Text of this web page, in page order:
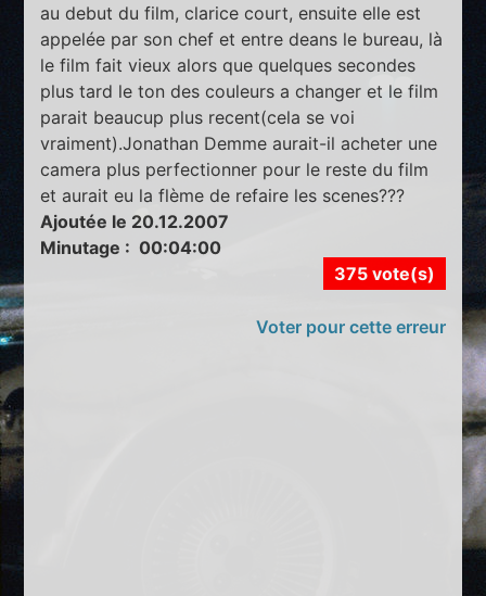
au debut du film, clarice court, ensuite elle est
appelée par son chef et entre deans le bureau, là
le film fait vieux alors que quelques secondes
plus tard le ton des couleurs a changer et le film
parait beaucup plus recent(cela se voi
vraiment).Jonathan Demme aurait-il acheter une
camera plus perfectionner pour le reste du film
et aurait eu la flème de refaire les scenes???
Ajoutée le 20.12.2007
Minutage : 00:04:00
375 vote(s)
Voter pour cette erreur